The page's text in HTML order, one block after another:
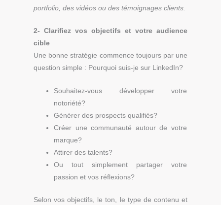
portfolio, des vidéos ou des témoignages clients.
2- Clarifiez vos objectifs et votre audience
cible
Une bonne stratégie commence toujours par une
question simple : Pourquoi suis-je sur LinkedIn?
Souhaitez-vous développer votre
notoriété?
Générer des prospects qualifiés?
Créer une communauté autour de votre
marque?
Attirer des talents?
Ou tout simplement partager votre
passion et vos réflexions?
Selon vos objectifs, le ton, le type de contenu et